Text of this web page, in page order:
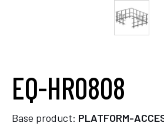
EQ-HR0808
Base product: PLATFORM-